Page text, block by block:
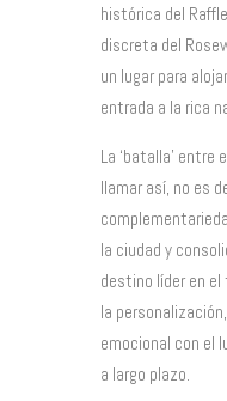
histórica del
discreta del
un lugar para
entrada a la rica
La ‘batalla’
llamar así, no es
la ciudad y
destino líder en el
la
emocional con el
a largo plazo.